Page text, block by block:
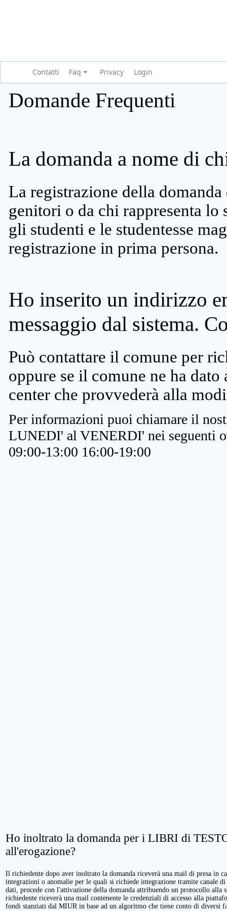
Contatti Faq Privacy Login
Domande Frequenti
La domanda a nome di
La registrazione della
genitori o da chi rappresenta lo
gli studenti e le studentesse
registrazione in prima persona.
Ho inserito un indirizzo
messaggio dal sistema.
Può contattare il comune per
oppure se il comune ne ha
center che provvederà alla
Per informazioni puoi chiamare il
LUNEDI' al VENERDI' nei seguenti
09:00-13:00 16:00-19:00
Ho inoltrato la domanda per i LIBRI di
all'erogazione?
Il richiedente dopo aver inoltrato la domanda riceverà una mail di presa in
integrazioni o anomalie per le quali si richiede integrazione tramite canale
dati, procede con l'attivazione della domanda attribuendo un protocollo alla
richiedente riceverà una mail contenente le credenziali di accesso alla
fondi stanziati dal MIUR in base ad un algoritmo che tiene conto di diversi